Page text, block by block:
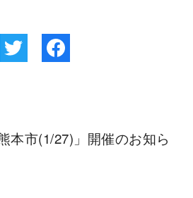
本市(1/27)」開催のお知ら